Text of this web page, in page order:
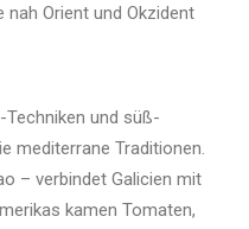
Orient und Okzident
Techniken und süß-
mediterrane Traditionen.
– verbindet Galicien mit
kamen Tomaten,